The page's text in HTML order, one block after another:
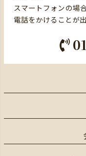
スマートフォンの場
電話をかけることが出